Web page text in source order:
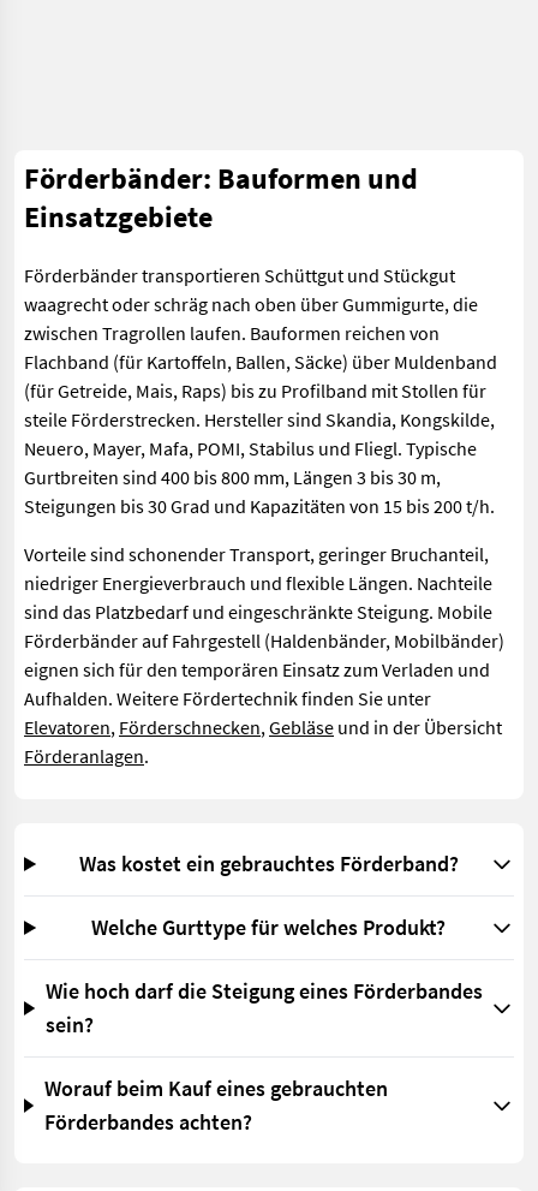
Förderbänder: Bauformen und
Einsatzgebiete
Förderbänder transportieren Schüttgut und Stückgut
waagrecht oder schräg nach oben über Gummigurte, die
zwischen Tragrollen laufen. Bauformen reichen von
Flachband (für Kartoffeln, Ballen, Säcke) über Muldenband
(für Getreide, Mais, Raps) bis zu Profilband mit Stollen für
steile Förderstrecken. Hersteller sind Skandia, Kongskilde,
Neuero, Mayer, Mafa, POMI, Stabilus und Fliegl. Typische
Gurtbreiten sind 400 bis 800 mm, Längen 3 bis 30 m,
Steigungen bis 30 Grad und Kapazitäten von 15 bis 200 t/h.
Vorteile sind schonender Transport, geringer Bruchanteil,
niedriger Energieverbrauch und flexible Längen. Nachteile
sind das Platzbedarf und eingeschränkte Steigung. Mobile
Förderbänder auf Fahrgestell (Haldenbänder, Mobilbänder)
eignen sich für den temporären Einsatz zum Verladen und
Aufhalden. Weitere Fördertechnik finden Sie unter
Elevatoren, Förderschnecken,Gebläse und in der Übersicht
Förderanlagen.
Was kostet ein gebrauchtes Förderband?
Welche Gurttype für welches Produkt?
Wie hoch darf die Steigung eines Förderbandes
sein?
Worauf beim Kauf eines gebrauchten
Förderbandes achten?